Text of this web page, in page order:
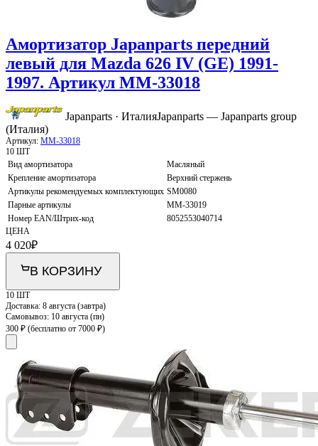
Амортизатор Japanparts передний
левый для Mazda 626 IV (GE) 1991-
1997. Артикул MM-33018
Japanparts · ИталияJapanparts — Japanparts group
(Италия)
Артикул: MM-33018
10 ШТ
Вид амортизатора
Масляный
Крепление амортизатора
Верхний стержень
Артикулы рекомендуемых комплектующих SM0080
Парные артикулы
MM-33019
Номер EAN/Штрих-код
8052553040714
ЦЕНА
4 020₽
В КОРЗИНУ
10 ШТ
Доставка: 8 августа (завтра)
Самовывоз: 10 августа (пн)
300 ₽ (бесплатно от 7000 ₽)